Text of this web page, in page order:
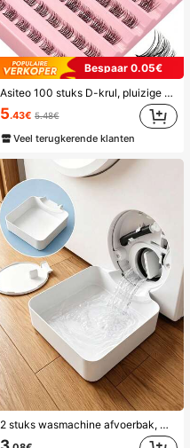
Bespaar 0.05€
Asiteo 100 stuks D-krul, pluizige nepwimpers, 8-16 mm lengte, fijn en lichtgewicht, creëer een natuurlijk en volumineus wimper-effect, thuis een wimper-ervaring van salonkwaliteit.
5.43€ 5.48€
Veel terugkerende klanten
2 stuks wasmachine afvoerbak, waterdichte vloermat voor de wasruimte, anti-overloop anti-lek bak, duurzame wasmachine accessoires, schoonmaakbenodigdheden voor de wasruimte thuis & thuisorganisatie